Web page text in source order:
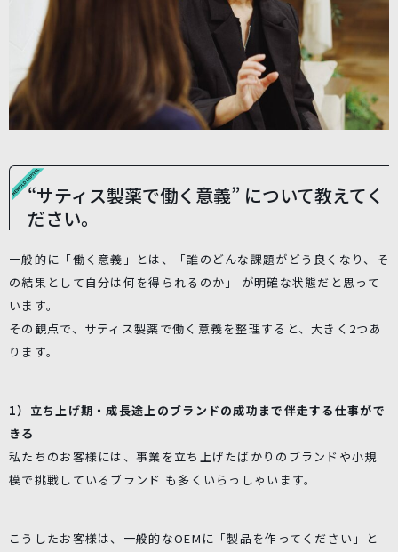
“サティス製薬で働く意義” について教えてく
ださい。
一般的に「働く意義」とは、「誰のどんな課題がどう良くなり、そ
の結果として自分は何を得られるのか」 が明確な状態だと思って
います。
その観点で、サティス製薬で働く意義を整理すると、大きく2つあ
ります。
1）立ち上げ期・成長途上のブランドの成功まで伴走する仕事がで
きる
私たちのお客様には、事業を立ち上げたばかりのブランドや小規
模で挑戦しているブランド も多くいらっしゃいます。
こうしたお客様は、一般的なOEMに「製品を作ってください」と